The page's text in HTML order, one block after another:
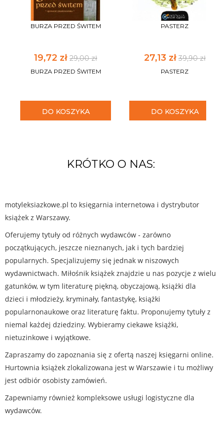
BURZA PRZED ŚWITEM
19,72 zł 29,00 zł
BURZA PRZED ŚWITEM
DO KOSZYKA
PASTERZ
27,13 zł39,90 zł
PASTERZ
DO KOSZYKA
KRÓTKO O NAS:
motyleksiazkowe.pl to księgarnia internetowa i dystrybutor
książek z Warszawy.
Oferujemy tytuły od różnych wydawców - zarówno
początkujących, jeszcze nieznanych, jak i tych bardziej
popularnych. Specjalizujemy się jednak w niszowych
wydawnictwach. Miłośnik książek znajdzie u nas pozycje z wielu
gatunków, w tym literaturę piękną, obyczajową, książki dla
dzieci i młodzieży, kryminały, fantastykę, książki
popularnonaukowe oraz literaturę faktu. Proponujemy tytuły z
niemal każdej dziedziny. Wybieramy ciekawe książki,
nietuzinkowe i wyjątkowe.
Zapraszamy do zapoznania się z ofertą naszej księgarni online.
Hurtownia książek zlokalizowana jest w Warszawie i tu możliwy
jest odbiór osobisty zamówień.
Zapewniamy również kompleksowe usługi logistyczne dla
wydawców.